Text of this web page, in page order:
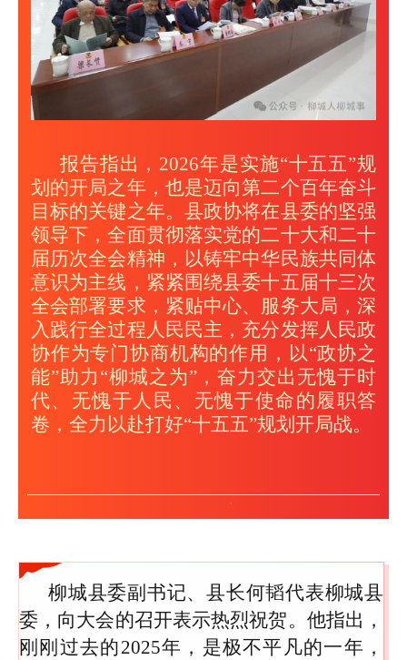
报告指出，2026年是实施“十五五”规
划的开局之年，也是迈向第二个百年奋斗
目标的关键之年。县政协将在县委的坚强
领导下，全面贯彻落实党的二十大和二十
届历次全会精神，以铸牢中华民族共同体
意识为主线，紧紧围绕县委十五届十三次
全会部署要求，紧贴中心、服务大局，深
入践行全过程人民民主，充分发挥人民政
协作为专门协商机构的作用，以“政协之
能”助力“柳城之为”，奋力交出无愧于时
代、无愧于人民、无愧于使命的履职答
卷，全力以赴打好“十五五”规划开局战。
柳城县委副书记、县长何韬代表柳城县
委，向大会的召开表示热烈祝贺。他指出，
刚刚过去的2025年，是极不平凡的一年，